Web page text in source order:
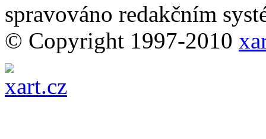
spravováno redakčním
© Copyright 1997-2010